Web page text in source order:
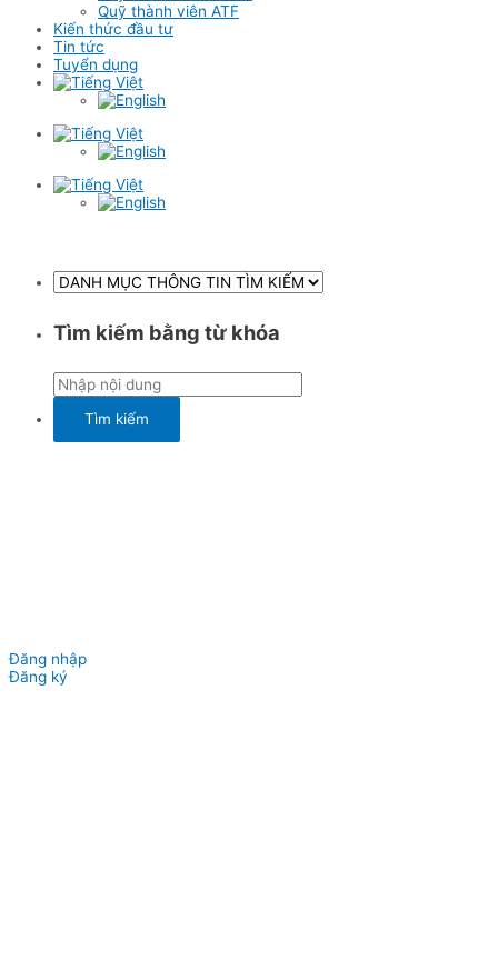
Quỹ thành viên ATF
Kiến thức đầu tư
Tin tức
Tuyển dụng
Tìm kiếm bằng từ khóa
Đăng nhập
Đăng ký